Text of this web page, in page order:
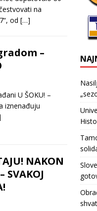
na
od […]
–
U ŠOKU! –
iznenađuju
NAKON
SVAKOJ